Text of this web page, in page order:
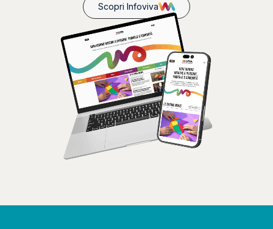
Scopri Infoviva